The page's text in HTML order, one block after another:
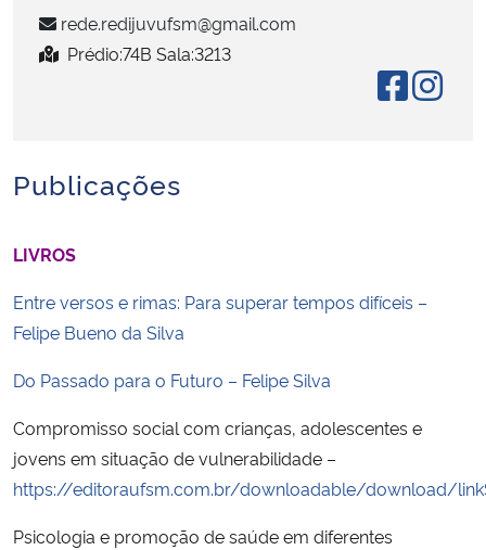
Secretaria-Geral
Planalto
rede.redijuvufsm@gmail.com
Prédio:74B Sala:3213
Publicações
LIVROS
Entre versos e rimas: Para superar tempos difíceis –
Felipe Bueno da Silva
Do Passado para o Futuro – Felipe Silva
Compromisso social com crianças, adolescentes e
jovens em situação de vulnerabilidade –
https://editoraufsm.com.br/downloadable/download/
Psicologia e promoção de saúde em diferentes